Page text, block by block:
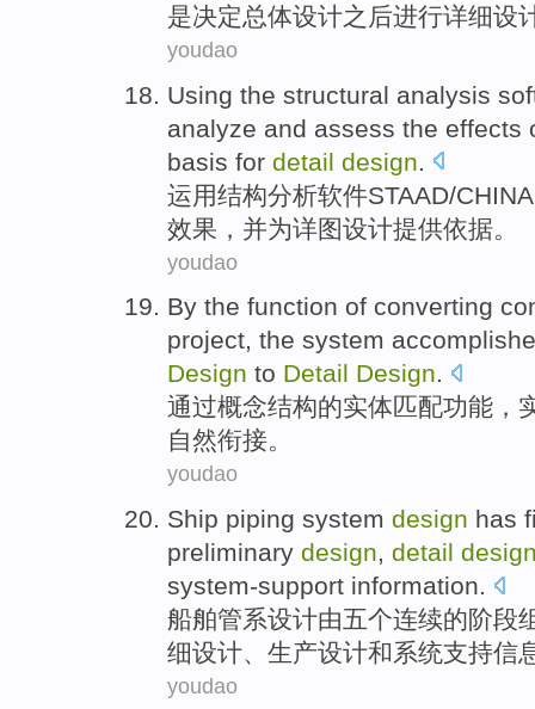
是决定总体设计之后进行详细设
youdao
Using the structural analysis
analyze and assess the effects
basis for detail design
运用结构分析软件STAAD/
效果 ， 并为详图设计提供依据。
youdao
By the function of converting
project, the system
Design to Detail Design.
通过概念结构的实体匹配功能 ，
自然衔接。
youdao
Ship piping system design has
preliminary design, detail
system-support information.
船舶管系设计由五个连续的阶段
细设计、 生产设计和系统支持信
youdao